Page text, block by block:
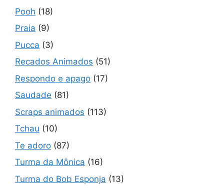
Pooh (18)
Praia (9)
Pucca (3)
Recados Animados (51)
Respondo e apago (17)
Saudade (81)
Scraps animados (113)
Tchau (10)
Te adoro (87)
Turma da Mônica (16)
Turma do Bob Esponja (13)